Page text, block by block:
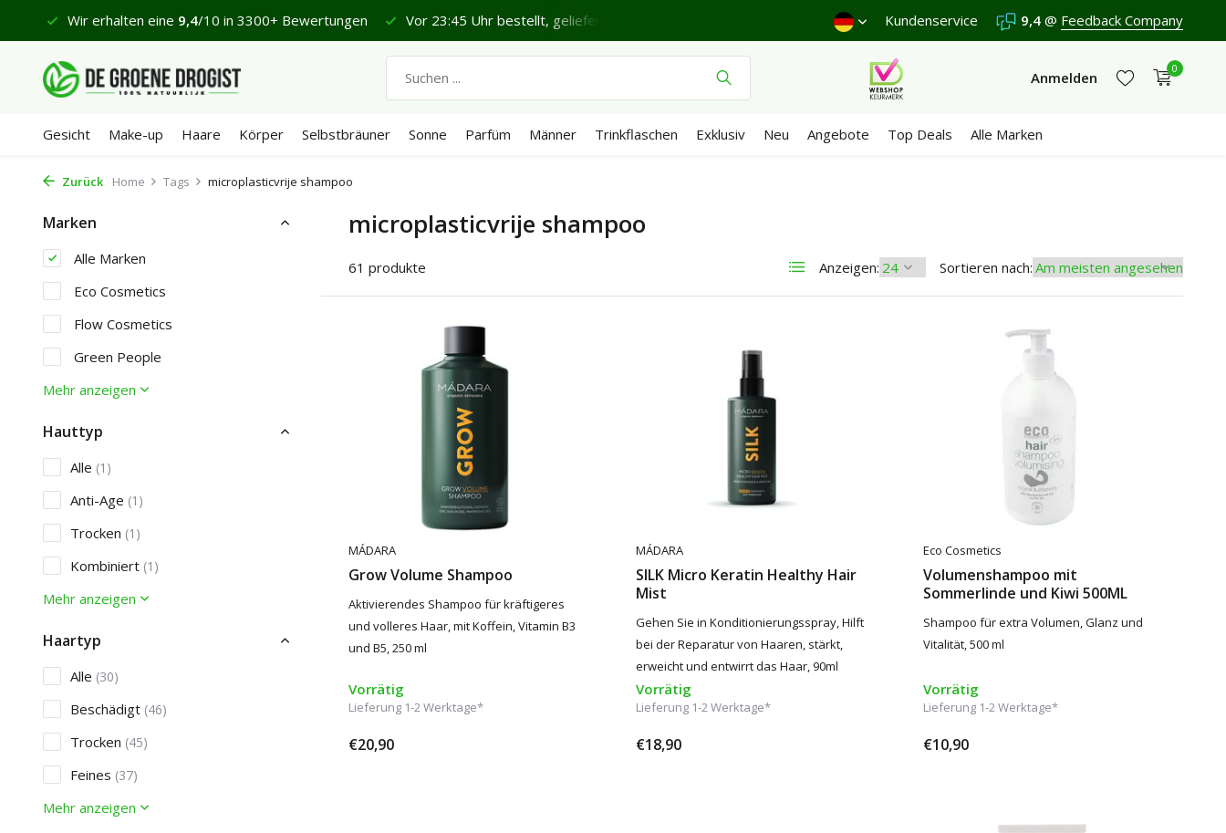
Wir erhalten eine 9,4/10 in 3300+ Bewertungen Vor 23:45 Uhr bestellt, geliefert in 1-2 Werktagen* Schönen Donnerstag. Versand €5,95 (DE)Kostenlosab €65
Kundenservice 9,4 @ Feedback Company
Anmelden
Jetzt registrieren
Jetzt registrieren
0
Gesicht Make-up Haare Körper Selbstbräuner Sonne Parfüm Männer Trinkflaschen Exklusiv Neu Angebote Top Deals Alle Marken
Zurück Home Tags microplasticvrije shampoo
Marken
Alle Marken
Eco Cosmetics
Flow Cosmetics
Green People
Mehr anzeigen
Hauttyp
Alle (1)
Anti-Age (1)
Trocken (1)
Kombiniert (1)
Mehr anzeigen
Haartyp
Alle (30)
Beschädigt (46)
Trocken (45)
Feines (37)
Mehr anzeigen
microplasticvrije shampoo
61 produkte Anzeigen: Sortieren nach:
MÁDARA
Grow Volume Shampoo
Aktivierendes Shampoo für kräftigeres
und volleres Haar, mit Koffein, Vitamin B3
und B5, 250 ml
Vorrätig
Lieferung 1-2 Werktage*
€20,90
MÁDARA
SILK Micro Keratin Healthy Hair
Mist
Gehen Sie in Konditionierungsspray, Hilft
bei der Reparatur von Haaren, stärkt,
erweicht und entwirrt das Haar, 90ml
Vorrätig
Lieferung 1-2 Werktage*
€18,90
Eco Cosmetics
Volumenshampoo mit
Sommerlinde und Kiwi 500ML
Shampoo für extra Volumen, Glanz und
Vitalität, 500 ml
Vorrätig
Lieferung 1-2 Werktage*
€10,90